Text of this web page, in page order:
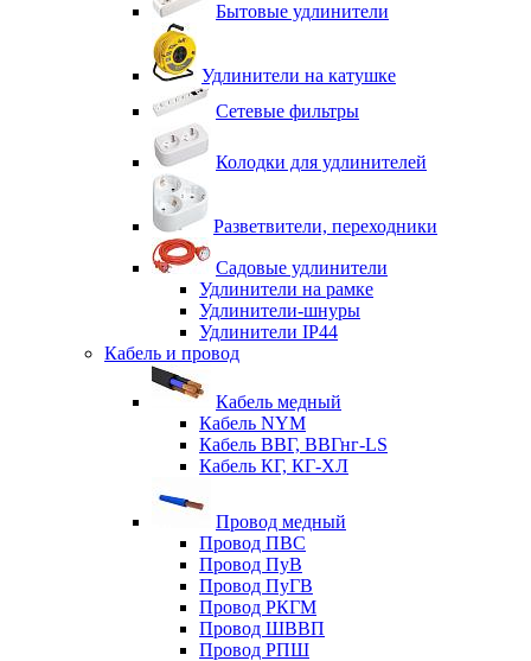
Бытовые удлинители
Удлинители на катушке
Сетевые фильтры
Колодки для удлинителей
Разветвители, переходники
Садовые удлинители
Удлинители на рамке
Удлинители-шнуры
Удлинители IP44
Кабель и провод
Кабель медный
Кабель NYM
Кабель ВВГ, ВВГнг-LS
Кабель КГ, КГ-ХЛ
Провод медный
Провод ПВС
Провод ПуВ
Провод ПуГВ
Провод РКГМ
Провод ШВВП
Провод РПШ